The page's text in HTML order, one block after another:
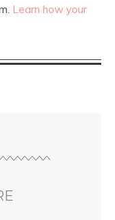
Learn how your